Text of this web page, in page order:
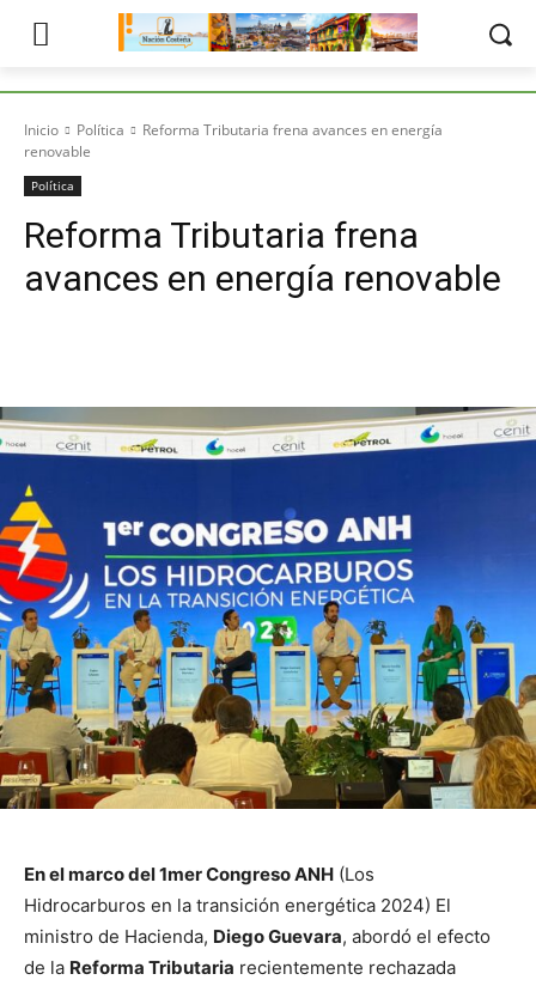
Inicio Política
Reforma Tributaria frena avances en energía
renovable
Política
Reforma Tributaria frena
avances en energía renovable
En el marco del 1mer Congreso ANH (Los
Hidrocarburos en la transición energética 2024) El
ministro de Hacienda, Diego Guevara, abordó el efecto
de la Reforma Tributaria recientemente rechazada